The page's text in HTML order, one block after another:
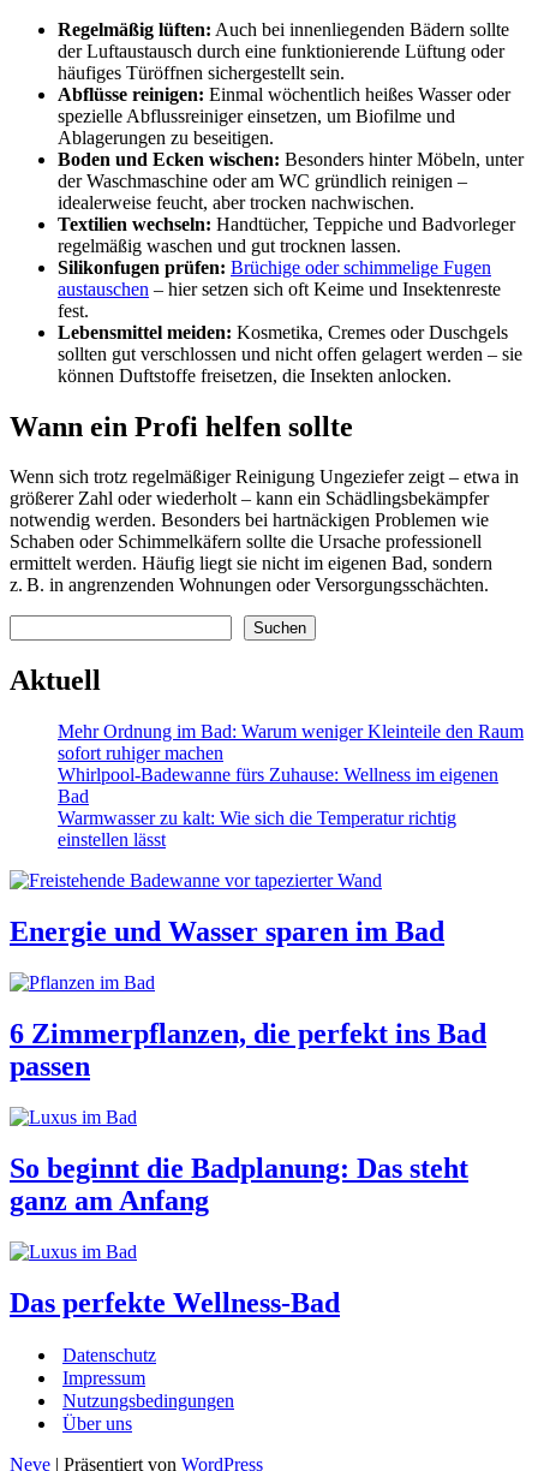
Regelmäßig lüften: Auch bei innenliegenden Bädern sollte
der Luftaustausch durch eine funktionierende Lüftung oder
häufiges Türöffnen sichergestellt sein.
Abflüsse reinigen: Einmal wöchentlich heißes Wasser oder
spezielle Abflussreiniger einsetzen, um Biofilme und
Ablagerungen zu beseitigen.
Boden und Ecken wischen: Besonders hinter Möbeln, unter
der Waschmaschine oder am WC gründlich reinigen –
idealerweise feucht, aber trocken nachwischen.
Textilien wechseln: Handtücher, Teppiche und Badvorleger
regelmäßig waschen und gut trocknen lassen.
Silikonfugen prüfen: Brüchige oder schimmelige Fugen
austauschen – hier setzen sich oft Keime und Insektenreste
fest.
Lebensmittel meiden: Kosmetika, Cremes oder Duschgels
sollten gut verschlossen und nicht offen gelagert werden – sie
können Duftstoffe freisetzen, die Insekten anlocken.
Wann ein Profi helfen sollte
Wenn sich trotz regelmäßiger Reinigung Ungeziefer zeigt – etwa in
größerer Zahl oder wiederholt – kann ein Schädlingsbekämpfer
notwendig werden. Besonders bei hartnäckigen Problemen wie
Schaben oder Schimmelkäfern sollte die Ursache professionell
ermittelt werden. Häufig liegt sie nicht im eigenen Bad, sondern
z. B. in angrenzenden Wohnungen oder Versorgungsschächten.
Suchen
Aktuell
Mehr Ordnung im Bad: Warum weniger Kleinteile den Raum
sofort ruhiger machen
Whirlpool-Badewanne fürs Zuhause: Wellness im eigenen
Bad
Warmwasser zu kalt: Wie sich die Temperatur richtig
einstellen lässt
Energie und Wasser sparen im Bad
6 Zimmerpflanzen, die perfekt ins Bad
passen
So beginnt die Badplanung: Das steht
ganz am Anfang
Das perfekte Wellness-Bad
Datenschutz
Impressum
Nutzungsbedingungen
Über uns
Neve | Präsentiert von WordPress